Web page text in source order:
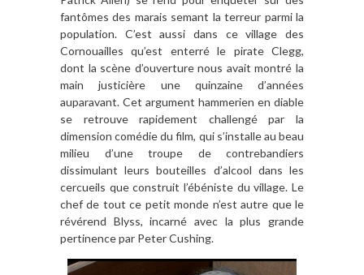
fantômes des marais semant la terreur parmi la
population. C’est aussi dans ce village des
Cornouailles qu’est enterré le pirate Clegg,
dont la scène d’ouverture nous avait montré la
main justicière une quinzaine d’années
auparavant. Cet argument hammerien en diable
se retrouve rapidement challengé par la
dimension comédie du film, qui s’installe au beau
milieu d’une troupe de contrebandiers
dissimulant leurs bouteilles d’alcool dans les
cercueils que construit l’ébéniste du village. Le
chef de tout ce petit monde n’est autre que le
révérend Blyss, incarné avec la plus grande
pertinence par Peter Cushing.